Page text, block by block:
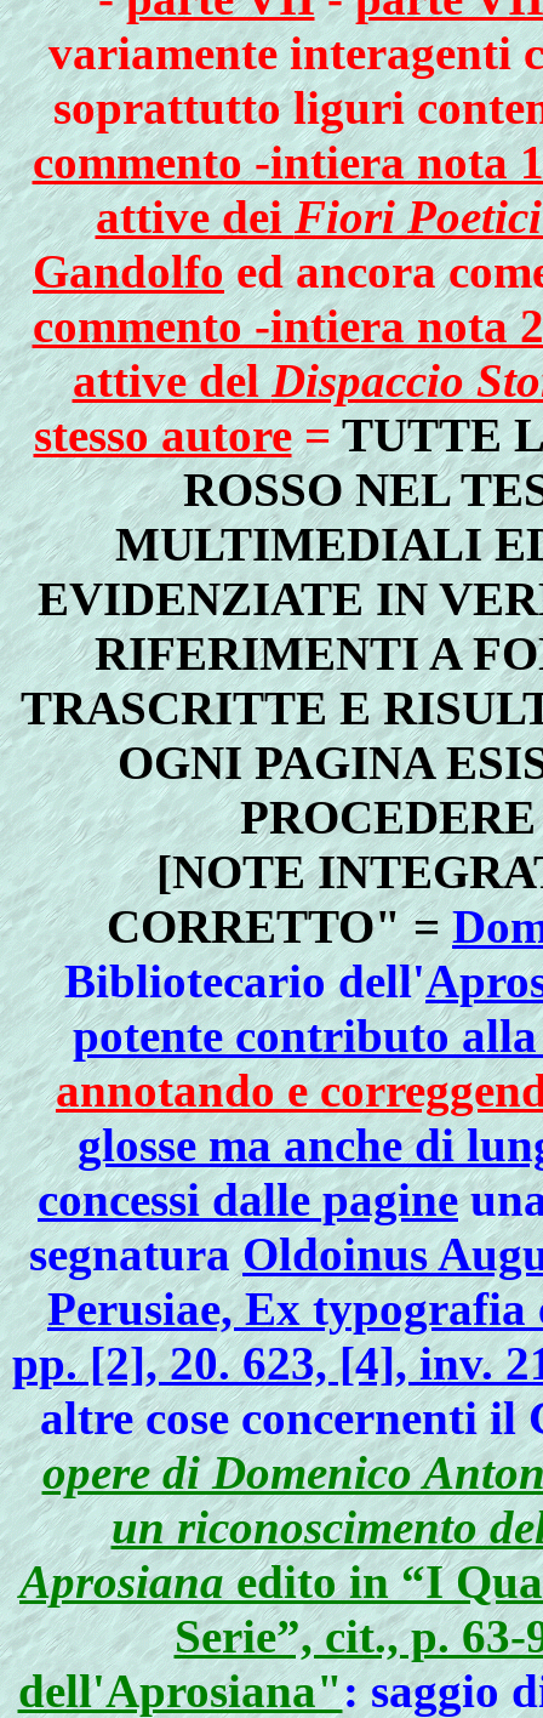
variamente interagenti
soprattutto liguri
commento -intiera nota
attive deiFiori
Gandolfoed ancora
commento -intiera nota
attive delDispaccio
stesso autore=TUTTE
ROSSO NEL
MULTIMEDIALI
EVIDENZIATE IN
RIFERIMENTI A
TRASCRITTE E
OGNI PAGINA
[NOTE
CORRETTO" =
Bibliotecario dell'
potente contributo
annotando e
glosse ma anche di
concessi dalle pagine
segnaturaOldoinus
Perusiae, Ex typografia
pp. [2], 20. 623, [4], inv.
altre cose concernenti
opere di Domenico
un riconoscimento
Aprosianaedito in “I
Serie”, cit., p.
dell'Aprosiana": saggio